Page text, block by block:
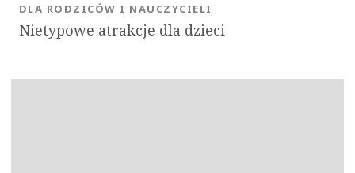
Nietypowe atrakcje dla dzieci
DLA RODZICÓW I NAUCZYCIELI